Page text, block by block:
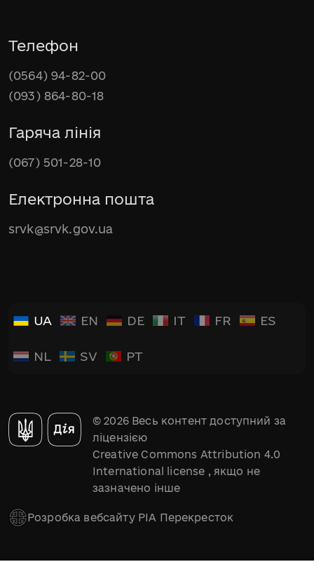
Телефон
(0564) 94-82-00
(093) 864-80-18
Гаряча лінія
(067) 501-28-10
Електронна пошта
srvk@srvk.gov.ua
UA EN DE IT FR ES
NL SV PT
© 2026 Весь контент доступний за
ліцензією
Creative Commons Attribution 4.0
International license , якщо не
зазначено інше
Розробка вебсайту РІА Перекресток